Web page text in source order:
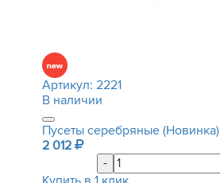
Артикул: 2221
В наличии
Пусеты серебряные (Новинка)
2 012
-